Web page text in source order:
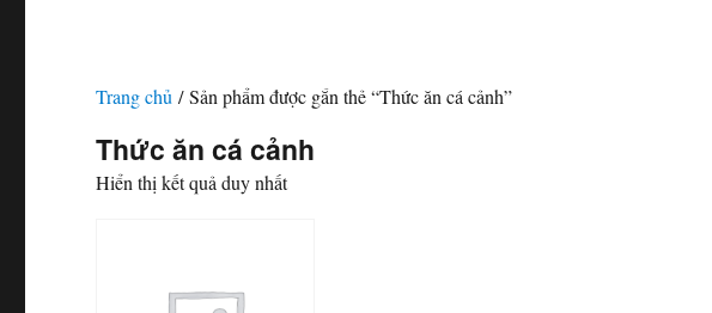
Trang chủ / Sản phẩm được gắn thẻ “Thức ăn cá cảnh”
Thức ăn cá cảnh
Hiển thị kết quả duy nhất